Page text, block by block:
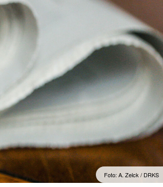
Foto: A. Zelck / DRKS